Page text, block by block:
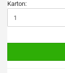
Karton: